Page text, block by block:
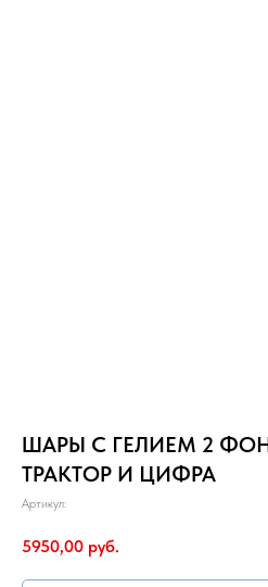
ШАРЫ С ГЕЛИЕМ 2
ТРАКТОР И ЦИФРА
Артикул:
5950,00 руб.